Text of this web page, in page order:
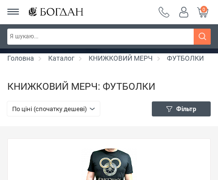
РОЗПРОДАЖ ~ 150 грн ~ 200 грн ~ 250 грн ~
300 грн ~ РОЗПРОДАЖ
Дізнатись більше
0
Головна Каталог КНИЖКОВИЙ МЕРЧ ФУТБОЛКИ
КНИЖКОВИЙ МЕРЧ: ФУТБОЛКИ
По ціні (спочатку дешеві) Фільтр